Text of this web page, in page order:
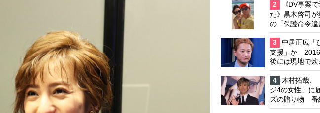
2
《DV事案
た》黒木啓司
の「保護命令違
協議は「第二ス
3
中居正広「
支援」か 2016
後には現地で炊
も知られなくて
ろ強まる福祉
4
木村拓哉、
ジ4の女性」に
ズの贈り物 番
たファンが、